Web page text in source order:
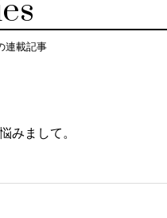
連載記事
みまして。